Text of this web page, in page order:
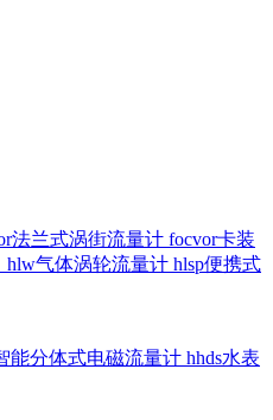
法兰式涡街流量计 focvor卡装
hlw气体涡轮流量计 hlsp便携式
能分体式电磁流量计 hhds水表